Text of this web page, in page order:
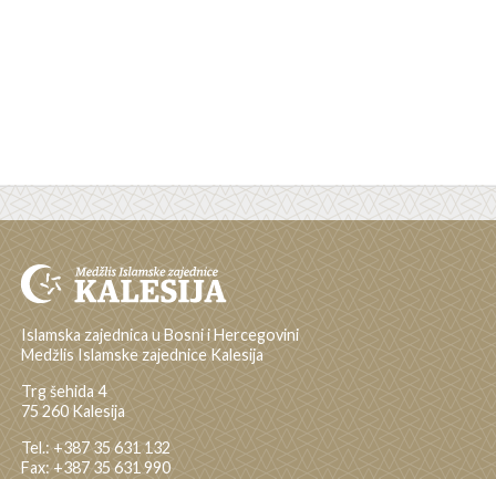
Islamska zajednica u Bosni i Hercegovini
Medžlis Islamske zajednice Kalesija
Trg šehida 4
75 260 Kalesija
Tel.: +387 35 631 132
Fax: +387 35 631 990